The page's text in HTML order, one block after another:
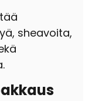
sheavoita,